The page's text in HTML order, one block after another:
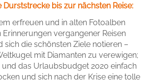
bis zur nächsten Reise:
erfreuen und in alten Fotoalben
Erinnerungen vergangener Reisen
sich die schönsten Ziele notieren –
mit Diamanten zu verewigen;
und das Urlaubsbudget 2020 einfach
und sich nach der Krise eine tolle